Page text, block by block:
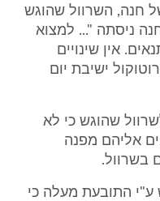
חנה, השרוול שהוגש
ניסתה "... למצוא
אין שינויים
(שורה 22 בעמ' 44 לפרוטוקול ישיבת יום
שהוגש כי לא
אליהם מפנה
בשרוול.
ע"י התובעת מעלה כי